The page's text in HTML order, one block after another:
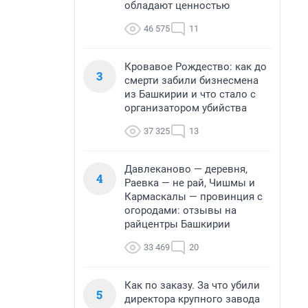
обладают ценностью
46 575 11
3
Кровавое Рождество: как до
смерти забили бизнесмена
из Башкирии и что стало с
организатором убийства
37 325 13
4
Давлеканово — деревня,
Раевка — не рай, Чишмы и
Кармаскалы — провинция с
огородами: отзывы на
райцентры Башкирии
33 469 20
5
Как по заказу. За что убили
директора крупного завода